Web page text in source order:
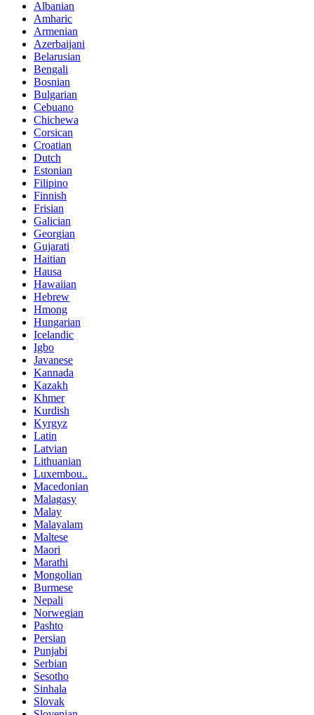
Albanian
Amharic
Armenian
Azerbaijani
Belarusian
Bengali
Bosnian
Bulgarian
Cebuano
Chichewa
Corsican
Croatian
Dutch
Estonian
Filipino
Finnish
Frisian
Galician
Georgian
Gujarati
Haitian
Hausa
Hawaiian
Hebrew
Hmong
Hungarian
Icelandic
Igbo
Javanese
Kannada
Kazakh
Khmer
Kurdish
Kyrgyz
Latin
Latvian
Lithuanian
Luxembou..
Macedonian
Malagasy
Malay
Malayalam
Maltese
Maori
Marathi
Mongolian
Burmese
Nepali
Norwegian
Pashto
Persian
Punjabi
Serbian
Sesotho
Sinhala
Slovak